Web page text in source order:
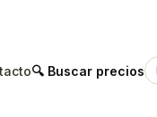
🔍 Buscar precios